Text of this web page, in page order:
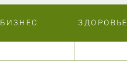
БИЗНЕС ЗДОРОВЬЕ